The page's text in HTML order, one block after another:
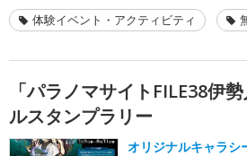
体験イベント・アクティビティ
「パラノマサイトFILE38伊
ルスタンプラリー
オリジナルキャラシ